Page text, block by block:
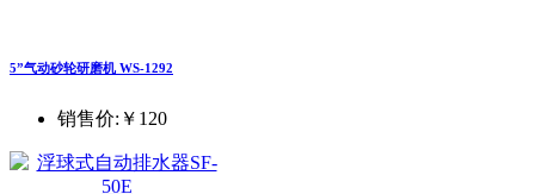
5”气动砂轮研磨机 WS-1292
销售价: ￥120